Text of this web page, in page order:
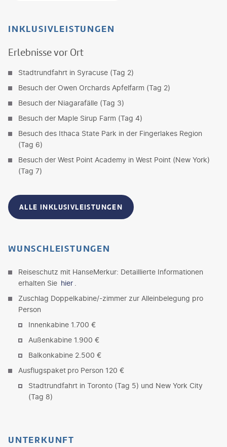
INKLUSIVLEISTUNGEN
Erlebnisse vor Ort
Stadtrundfahrt in Syracuse (Tag 2)
Besuch der Owen Orchards Apfelfarm (Tag 2)
Besuch der Niagarafälle (Tag 3)
Besuch der Maple Sirup Farm (Tag 4)
Besuch des Ithaca State Park in der Fingerlakes Region
(Tag 6)
Besuch der West Point Academy in West Point (New York)
(Tag 7)
ALLE INKLUSIVLEISTUNGEN
WUNSCHLEISTUNGEN
Reiseschutz mit HanseMerkur: Detaillierte Informationen
erhalten Sie hier
Zuschlag Doppelkabine/-zimmer zur Alleinbelegung pro
Person
Innenkabine 1.700 €
Außenkabine 1.900 €
Balkonkabine 2.500 €
Ausflugspaket pro Person 120 €
Stadtrundfahrt in Toronto (Tag 5) und New York City
(Tag 8)
UNTERKUNFT